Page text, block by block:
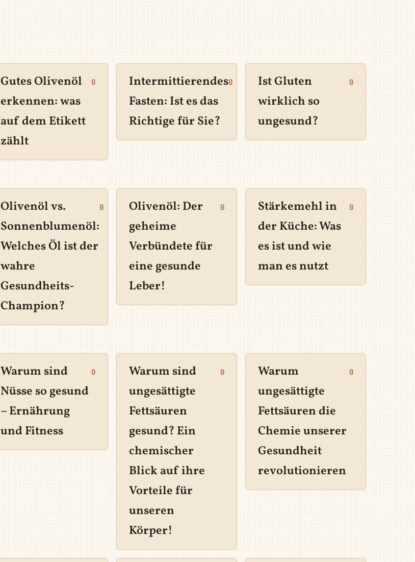
Gutes Olivenöl
erkennen: was
auf dem Etikett
zählt
0
Intermittierendes
Fasten: Ist es das
Richtige für Sie?
0
Ist Gluten
wirklich so
ungesund?
0
Olivenöl vs.
Sonnenblumenöl:
Welches Öl ist der
wahre
Gesundheits-
Champion?
0
Olivenöl: Der
geheime
Verbündete für
eine gesunde
Leber!
0
Stärkemehl in
der Küche: Was
es ist und wie
man es nutzt
0
Warum sind
Nüsse so gesund
– Ernährung
und Fitness
0
Warum sind
ungesättigte
Fettsäuren
gesund? Ein
chemischer
Blick auf ihre
Vorteile für
unseren
Körper!
0
Warum
ungesättigte
Fettsäuren die
Chemie unserer
Gesundheit
revolutionieren
0